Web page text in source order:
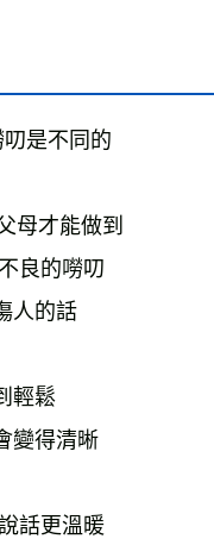
是不同的
母才能做到
不良的嘮叨
人的話
輕鬆
變得清晰
說話更溫暖